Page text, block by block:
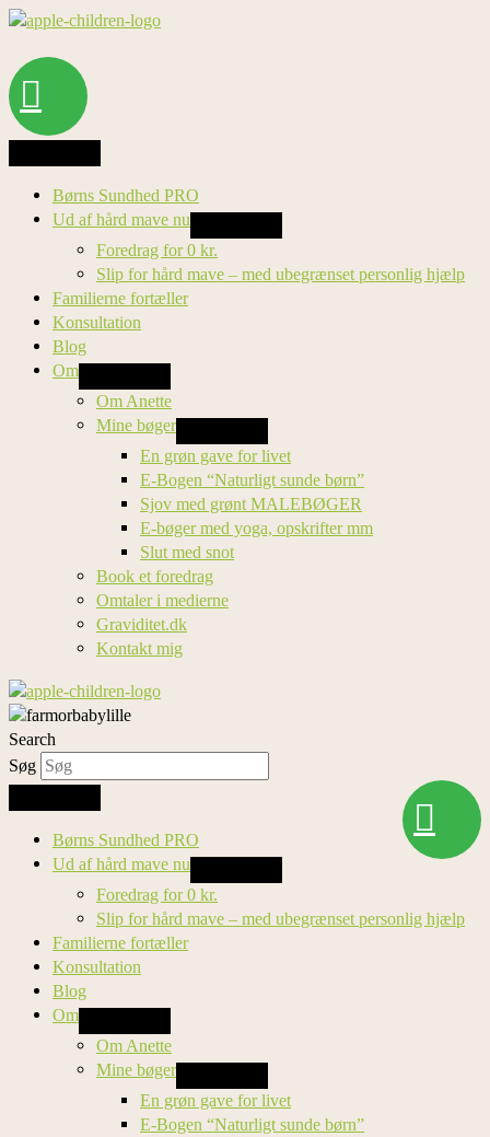
Gå
indholdet
Søg
Børns Sundhed PRO
Ud af hård mave nu
Foredrag for 0 kr.
Slip for hård mave – med ubegrænset personlig hjælp
Familierne fortæller
Konsultation
Blog
Om
Om Anette
Mine bøger
En grøn gave for livet
E-Bogen “Naturligt sunde børn”
Sjov med grønt MALEBØGER
E-bøger med yoga, opskrifter mm
Slut med snot
Book et foredrag
Omtaler i medierne
Graviditet.dk
Kontakt mig
Search
Søg
Søg
Børns Sundhed PRO
Ud af hård mave nu
Foredrag for 0 kr.
Slip for hård mave – med ubegrænset personlig hjælp
Familierne fortæller
Konsultation
Blog
Om
Om Anette
Mine bøger
En grøn gave for livet
E-Bogen “Naturligt sunde børn”